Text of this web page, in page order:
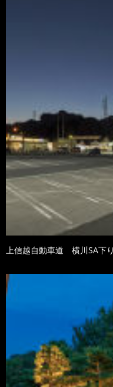
上信越自動車道 横川SA下